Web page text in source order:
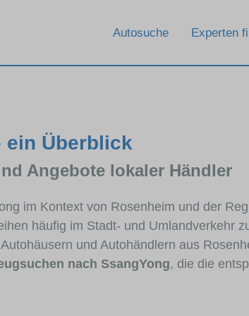
Autosuche Experten
ein Überblick
Angebote lokaler Händler
im Kontext von Rosenheim und der
häufig im Stadt- und Umlandverkehr
und Autohändlern aus
nach SsangYong, die die